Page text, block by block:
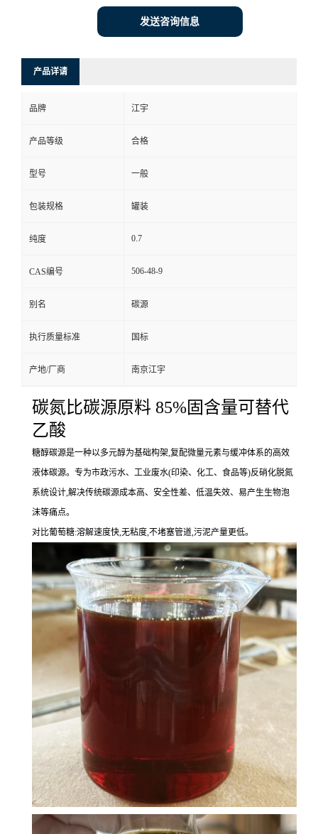
发送咨询信息
产品详请
品牌 江宇
产品等级 合格
型号 一般
包装规格 罐装
纯度 0.7
CAS编号 506-48-9
别名 碳源
执行质量标准 国标
产地/厂商 南京江宇
碳氮比碳源原料 85%固含量可替代
乙酸
糖醇碳源是一种以多元醇为基础构架,复配微量元素与缓冲体系的高效
液体碳源。专为市政污水、工业废水(印染、化工、食品等)反硝化脱氮
系统设计,解决传统碳源成本高、安全性差、低温失效、易产生生物泡
沫等痛点。
对比葡萄糖:溶解速度快,无粘度,不堵塞管道,污泥产量更低。